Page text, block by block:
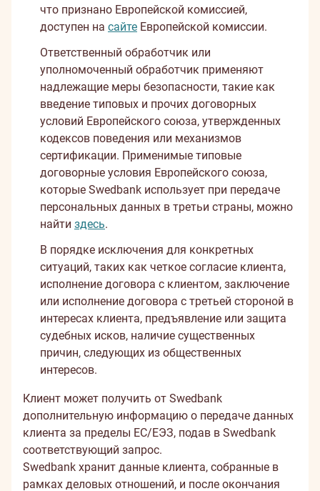
что признано Европейской комиссией,
доступен на сайте Европейской комиссии.
Ответственный обработчик или
уполномоченный обработчик применяют
надлежащие меры безопасности, такие как
введение типовых и прочих договорных
условий Европейского союза, утвержденных
кодексов поведения или механизмов
сертификации. Применимые типовые
договорные условия Европейского союза,
которые Swedbank использует при передаче
персональных данных в третьи страны, можно
найти здесь.
В порядке исключения для конкретных
ситуаций, таких как четкое согласие клиента,
исполнение договора с клиентом, заключение
или исполнение договора с третьей стороной в
интересах клиента, предъявление или защита
судебных исков, наличие существенных
причин, следующих из общественных
интересов.
Клиент может получить от Swedbank
дополнительную информацию о передаче данных
клиента за пределы ЕС/ЕЭЗ, подав в Swedbank
соответствующий запрос.
Swedbank хранит данные клиента, собранные в
рамках деловых отношений, и после окончания